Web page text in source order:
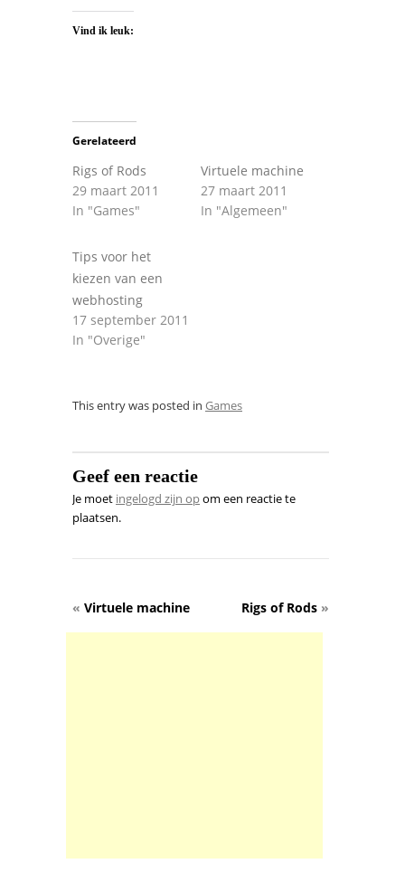
Vind ik leuk:
Gerelateerd
Rigs of Rods
29 maart 2011
In "Games"
Virtuele machine
27 maart 2011
In "Algemeen"
Tips voor het
kiezen van een
webhosting
17 september 2011
In "Overige"
This entry was posted in Games
Geef een reactie
Je moet ingelogd zijn opom een reactie te
plaatsen.
« Virtuele machine Rigs of Rods »